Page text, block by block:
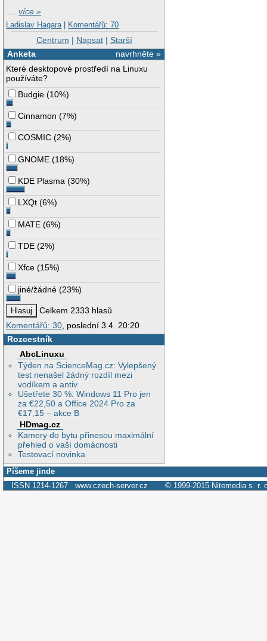
…více »
Ladislav Hagara | Komentářů: 70
Centrum | Napsat| Starší
navrhněte »
Anketa
Které desktopové prostředí na Linuxu
používáte?
Budgie (10%)
Cinnamon (7%)
COSMIC (2%)
GNOME (18%)
KDE Plasma (30%)
LXQt (6%)
MATE (6%)
TDE (2%)
Xfce (15%)
jiné/žádné (23%)
Celkem 2333 hlasů
Komentářů: 30, poslední 3.4. 20:20
Rozcestník
AbcLinuxu
Týden na ScienceMag.cz: Vylepšený
test nenašel žádný rozdíl mezi
vodíkem a antiv
Ušetřete 30 %: Windows 11 Pro jen
za €22,50 a Office 2024 Pro za
€17,15 – akce B
HDmag.cz
Kamery do bytu přinesou maximální
přehled o vaší domácnosti
Testovací novinka
Píšeme jinde
ISSN 1214-1267 www.czech-server.cz © 1999-2015 Nitemedia s. r.